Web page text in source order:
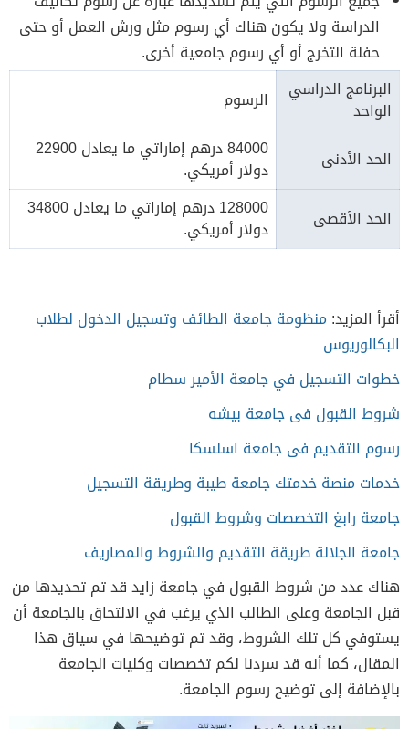
الدراسة ولا يكون هناك أي رسوم مثل ورش العمل أو حتى
حفلة التخرج أو أي رسوم جامعية أخرى.
البرنامج الدراسي
الواحد الرسوم
الحد الأدنى 84000 درهم إماراتي ما يعادل 22900
دولار أمريكي.
الحد الأقصى
128000 درهم إماراتي ما يعادل 34800
دولار أمريكي.
أقرأ المزيد:منظومة جامعة الطائف وتسجيل الدخول لطلاب
البكالوريوس
خطوات التسجيل في جامعة الأمير سطام
شروط القبول فى جامعة بيشه
رسوم التقديم فى جامعة اسلسكا
خدمات منصة خدمتك جامعة طيبة وطريقة التسجيل
جامعة رابغ التخصصات وشروط القبول
جامعة الجلالة طريقة التقديم والشروط والمصاريف
هناك عدد من شروط القبول في جامعة زايد قد تم تحديدها من
قبل الجامعة وعلى الطالب الذي يرغب في الالتحاق بالجامعة أن
يستوفي كل تلك الشروط، وقد تم توضيحها في سياق هذا
المقال، كما أنه قد سردنا لكم تخصصات وكليات الجامعة
بالإضافة إلى توضيح رسوم الجامعة.